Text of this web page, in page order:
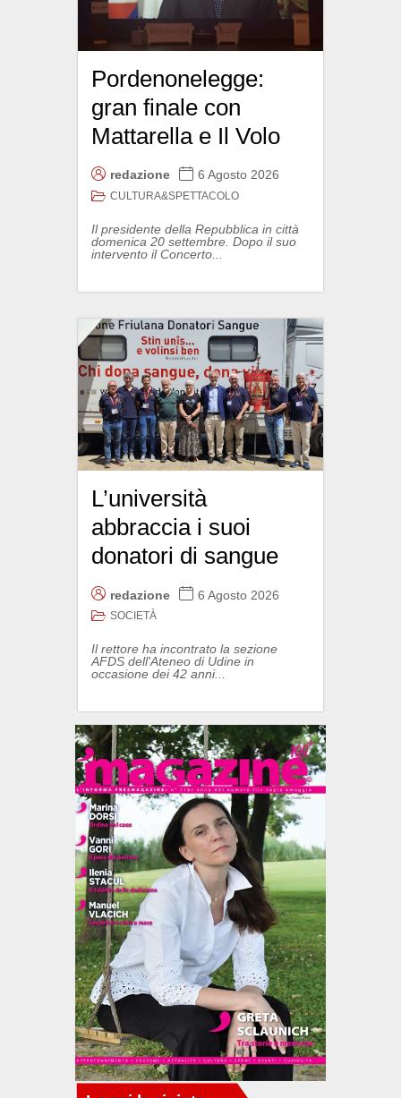
Pordenonelegge:
gran finale con
Mattarella e Il Volo
redazione 6 Agosto 2026
CULTURA&SPETTACOLO
Il presidente della Repubblica in città
domenica 20 settembre. Dopo il suo
intervento il Concerto...
L’università
abbraccia i suoi
donatori di sangue
redazione 6 Agosto 2026
SOCIETÀ
Il rettore ha incontrato la sezione
AFDS dell'Ateneo di Udine in
occasione dei 42 anni...